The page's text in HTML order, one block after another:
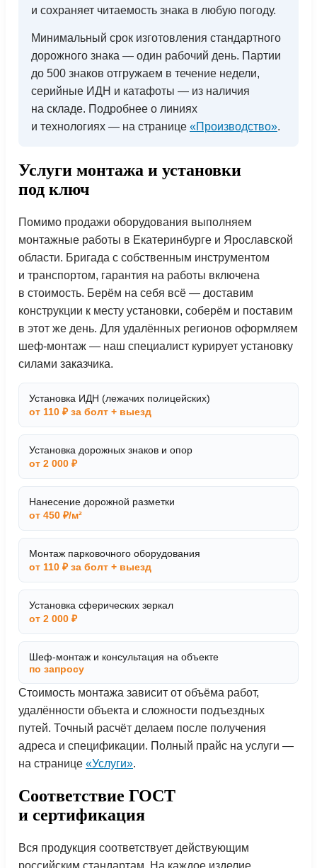
и сохраняет читаемость знака в любую погоду.
Минимальный срок изготовления стандартного
дорожного знака — один рабочий день. Партии
до 500 знаков отгружаем в течение недели,
серийные ИДН и катафоты — из наличия
на складе. Подробнее о линиях
и технологиях — на странице «Производство».
Услуги монтажа и установки
под ключ
Помимо продажи оборудования выполняем
монтажные работы в Екатеринбурге и Ярославской
области. Бригада с собственным инструментом
и транспортом, гарантия на работы включена
в стоимость. Берём на себя всё — доставим
конструкции к месту установки, соберём и поставим
в этот же день. Для удалённых регионов оформляем
шеф-монтаж — наш специалист курирует установку
силами заказчика.
Установка ИДН (лежачих полицейских)
от 110 ₽ за болт + выезд
Установка дорожных знаков и опор
от 2 000 ₽
Нанесение дорожной разметки
от 450 ₽/м²
Монтаж парковочного оборудования
от 110 ₽ за болт + выезд
Установка сферических зеркал
от 2 000 ₽
Шеф-монтаж и консультация на объекте
по запросу
Стоимость монтажа зависит от объёма работ,
удалённости объекта и сложности подъездных
путей. Точный расчёт делаем после получения
адреса и спецификации. Полный прайс на услуги —
на странице «Услуги».
Соответствие ГОСТ
и сертификация
Вся продукция соответствует действующим
российским стандартам. На каждое изделие